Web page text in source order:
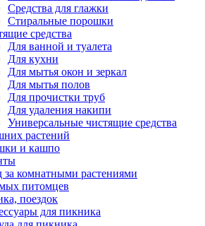
Средства для глажки
Стиральные порошки
средства
Для ванной и туалета
Для кухни
Для мытья окон и зеркал
Для мытья полов
Для прочистки труб
Для удаления накипи
Универсальные чистящие средства
растений
и кашпо
за комнатными растениями
питомцев
поездок
для пикника